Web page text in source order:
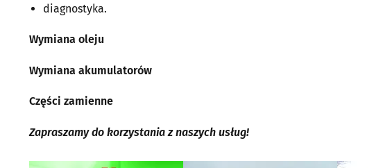
diagnostyka.
Wymiana oleju
Wymiana akumulatorów
Części zamienne
Zapraszamy do korzystania z naszych usług!